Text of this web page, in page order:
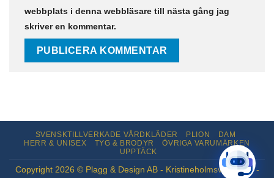
webbplats i denna webbläsare till nästa gång jag
skriver en kommentar.
SVENSKTILLVERKADE VÅRDKLÄDER PLION
DAM
HERR & UNISEX
TYG & BRODYR
ÖVRIGA VARUMÄRKEN
UPPTÄCK
Copyright 2026 © Plagg & Design AB - Kristineholmsvägen 12 -